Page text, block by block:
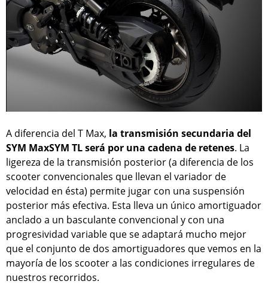
A diferencia del T Max, la transmisión secundaria del
SYM MaxSYM TL será por una cadena de retenes. La
ligereza de la transmisión posterior (a diferencia de los
scooter convencionales que llevan el variador de
velocidad en ésta) permite jugar con una suspensión
posterior más efectiva. Esta lleva un único amortiguador
anclado a un basculante convencional y con una
progresividad variable que se adaptará mucho mejor
que el conjunto de dos amortiguadores que vemos en la
mayoría de los scooter a las condiciones irregulares de
nuestros recorridos.